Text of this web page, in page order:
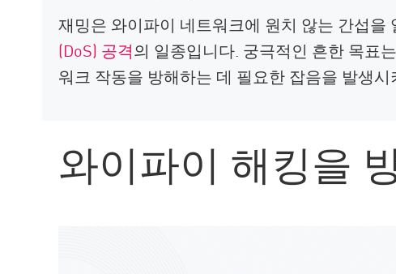
재밍은 와이파이 네트워크에 원치 않는 간섭
(DoS) 공격의 일종입니다. 궁극적인 흔한 목표
워크 작동을 방해하는 데 필요한 잡음을 발생
와이파이 해킹을